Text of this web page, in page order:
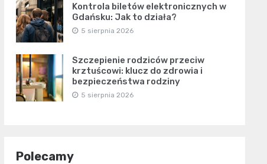
Kontrola biletów elektronicznych w
Gdańsku: Jak to działa?
5 sierpnia 2026
Szczepienie rodziców przeciw
krztuścowi: klucz do zdrowia i
bezpieczeństwa rodziny
5 sierpnia 2026
Polecamy